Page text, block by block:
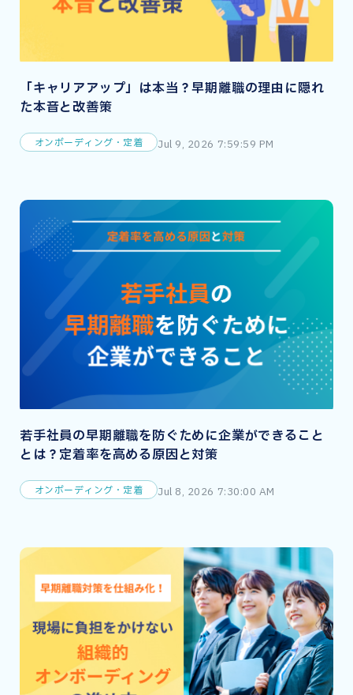
「キャリアアップ」は本当？早期離職の理由に隠れ
た本音と改善策
オンボーディング・定着 Jul 9, 2026 7:59:59 PM
若手社員の早期離職を防ぐために企業ができること
とは？定着率を高める原因と対策
オンボーディング・定着 Jul 8, 2026 7:30:00 AM